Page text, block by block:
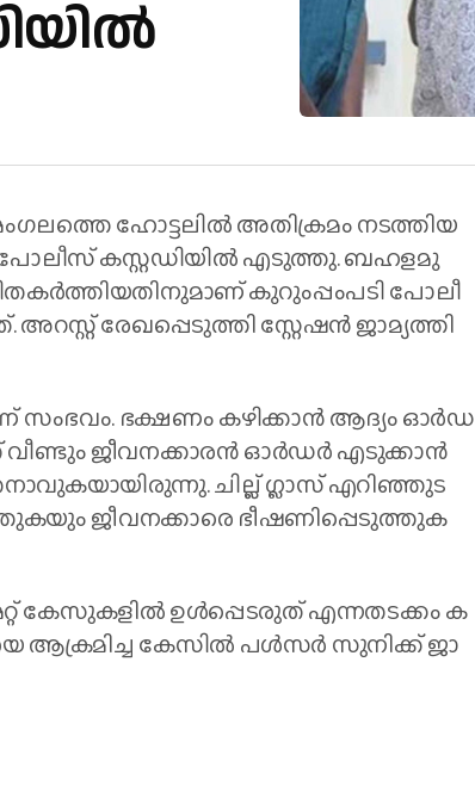
ഹോ​ട്ട​ലി​ല്‍ അ​തി​ക്ര​മം ന​ട​ത്തി​യ
ക​സ്റ്റ​ഡി​യി​ല്‍ എ​ടു​ത്തു. ബ​ഹ​ള​മു​
കു​റും​പ്പം​പ​ടി പോ​ലീ​
രേ​ഖ​പ്പെ​ടു​ത്തി സ്റ്റേ​ഷ​ന്‍ ജാ​മ്യ​ത്തി​
സം​ഭ​വം. ഭ​ക്ഷ​ണം ക​ഴി​ക്കാ​ന്‍ ആ​ദ്യം ഓ​ര്‍​ഡ​
ജീ​വ​ന​ക്കാ​ര​ൻ ഓ​ർ​ഡ​ർ എ​ടു​ക്കാ​ൻ
ചി​ല്ല് ഗ്ലാ​സ് എ​റി​ഞ്ഞു​ട​
ജീ​വ​ന​ക്കാ​രെ ഭീ​ഷ​ണി​പ്പെ​ടു​ത്തു​ക​
കേ​സു​ക​ളി​ല്‍ ഉ​ൾ​പ്പെ​ട​രു​ത് എ​ന്ന​ത​ട​ക്കം ക​
ആ​ക്ര​മി​ച്ച കേ​സി​ല്‍ പ​ള്‍​സ​ര്‍ സു​നി​ക്ക് ജാ​